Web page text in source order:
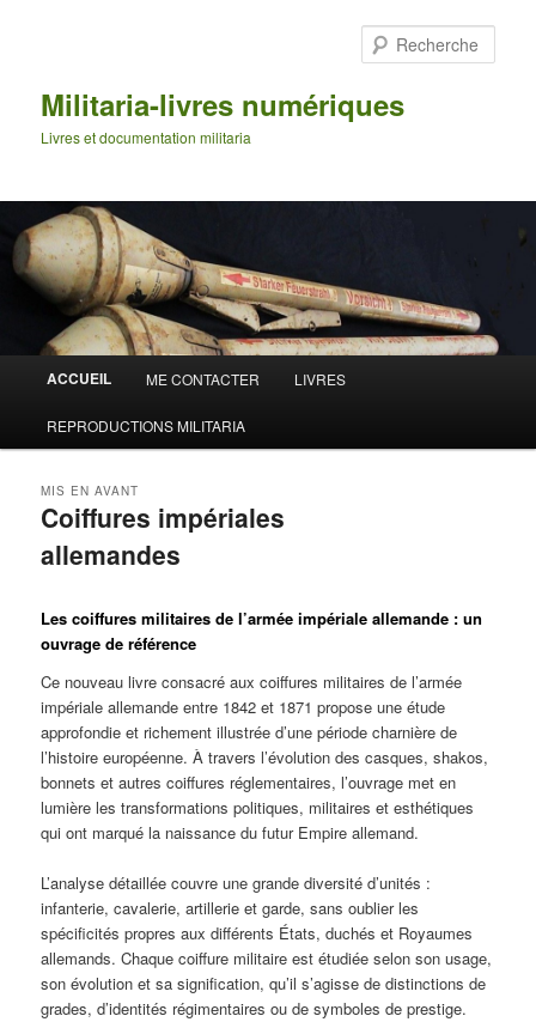
Militaria-livres numériques
Livres et documentation militaria
ACCUEIL ME CONTACTER LIVRES
REPRODUCTIONS MILITARIA
Coiffures impériales
allemandes
MIS EN AVANT
Les coiffures militaires de l’armée impériale allemande :un
ouvrage de référence
Ce nouveau livre consacré aux coiffures militaires de l’armée
impériale allemande entre 1842 et 1871 propose une étude
approfondie et richement illustrée d’une période charnière de
l’histoire européenne. À travers l’évolution des casques, shakos,
bonnets et autres coiffures réglementaires, l’ouvrage met en
lumière les transformations politiques, militaires et esthétiques
qui ont marqué la naissance du futur Empire allemand.
L’analyse détaillée couvre une grande diversité d’unités :
infanterie, cavalerie, artillerie et garde, sans oublier les
spécificités propres aux différents États, duchés et Royaumes
allemands. Chaque coiffure militaire est étudiée selon son usage,
son évolution et sa signification, qu’il s’agisse de distinctions de
grades, d’identités régimentaires ou de symboles de prestige.